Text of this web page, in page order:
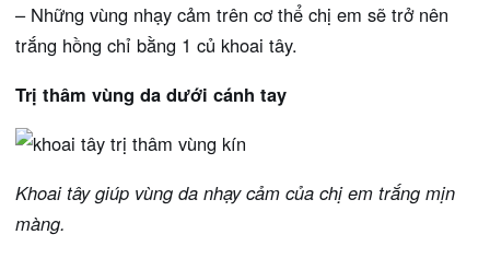
– Những vùng nhạy cảm trên cơ thể chị em sẽ trở nên
trắng hồng chỉ bằng 1 củ khoai tây.
Trị thâm vùng da dưới cánh tay
Khoai tây giúp vùng da nhạy cảm của chị em trắng mịn
màng.